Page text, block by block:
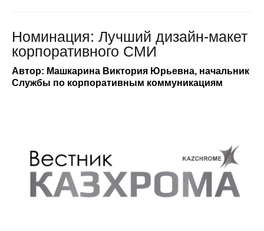
Номинация: Лучший дизайн-макет
корпоративного СМИ
Автор: Машкарина Виктория Юрьевна, начальник
Службы по корпоративным коммуникациям